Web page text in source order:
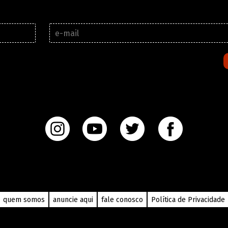
E
-
quem somos anuncie aqui fale conosco Política de Privacidade